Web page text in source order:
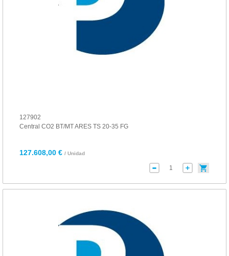
127902
Central CO2 BT/MT ARES TS 20-35 FG
127.608,00 € / Unidad